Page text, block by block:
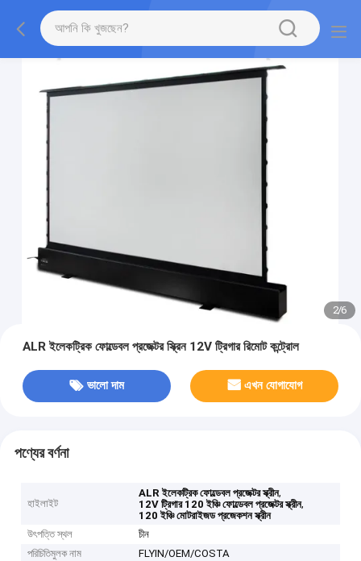
2/6
ALR ইলেকট্রিক ফোল্ডেবল প্রজেক্টর স্ক্রিন 12V ট্রিগার রিমোট কন্ট্রোল
ভালো দাম এখন যোগাযোগ
পণ্যের বর্ণনা
হাইলাইট
ALR ইলেকট্রিক ফোল্ডেবল প্রজেক্টর স্ক্রীন,
12V ট্রিগার 120 ইঞ্চি ফোল্ডেবল প্রজেক্টর স্ক্রীন,
120 ইঞ্চি মোটরাইজড প্রজেকশন স্ক্রীন
উৎপত্তি স্থল
চীন
পরিচিতিমুলক নাম
FLYIN/OEM/COSTA